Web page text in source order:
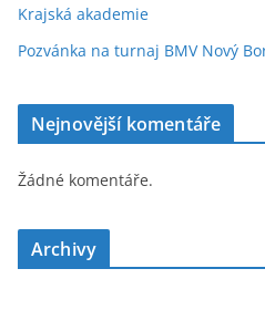
Krajská akademie
Pozvánka na turnaj BMV Nový
Nejnovější komentáře
Žádné komentáře.
Archivy